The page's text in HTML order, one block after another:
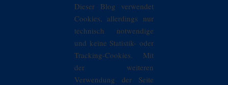
Dieser Blog verwendet
Cookies, allerdings nur
technisch notwendige
und keine Statistik- oder
Tracking-Cookies. Mit
der weiteren
Verwendung der Seite